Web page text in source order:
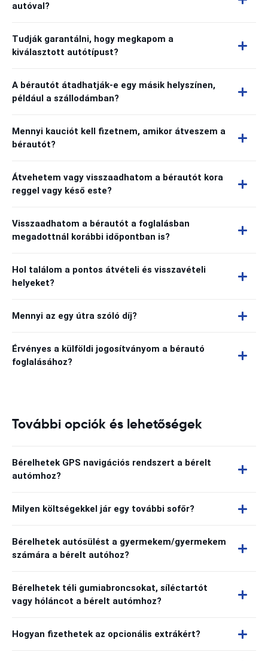
autóval?
Tudják garantálni, hogy megkapom a
kiválasztott autótípust?
A bérautót átadhatják-e egy másik helyszínen,
például a szállodámban?
Mennyi kauciót kell fizetnem, amikor átveszem a
bérautót?
Átvehetem vagy visszaadhatom a bérautót kora
reggel vagy késő este?
Visszaadhatom a bérautót a foglalásban
megadottnál korábbi időpontban is?
Hol találom a pontos átvételi és visszavételi
helyeket?
Mennyi az egy útra szóló díj?
Érvényes a külföldi jogosítványom a bérautó
foglalásához?
További opciók és lehetőségek
Bérelhetek GPS navigációs rendszert a bérelt
autómhoz?
Milyen költségekkel jár egy további sofőr?
Bérelhetek autósülést a gyermekem/gyermekem
számára a bérelt autóhoz?
Bérelhetek téli gumiabroncsokat, síléctartót
vagy hóláncot a bérelt autómhoz?
Hogyan fizethetek az opcionális extrákért?